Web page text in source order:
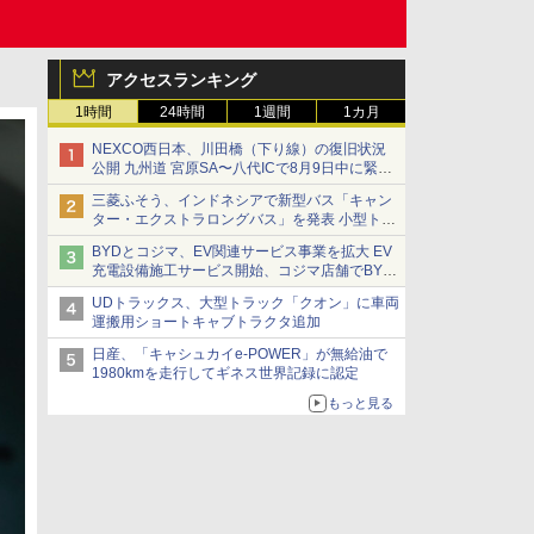
アクセスランキング
1時間 24時間 1週間 1カ月
NEXCO西日本、川田橋（下り線）の復旧状況
公開 九州道 宮原SA〜八代ICで8月9日中に緊急
車両を通行可能に
三菱ふそう、インドネシアで新型バス「キャン
ター・エクストラロングバス」を発表 小型トラ
ックベースの観光・旅客輸送向けバス
BYDとコジマ、EV関連サービス事業を拡大 EV
充電設備施工サービス開始、コジマ店舗でBYD
車の展示・試乗イベントを強化
UDトラックス、大型トラック「クオン」に車両
運搬用ショートキャブトラクタ追加
日産、「キャシュカイe-POWER」が無給油で
1980kmを走行してギネス世界記録に認定
もっと見る